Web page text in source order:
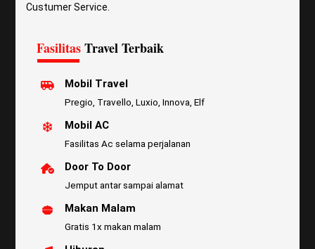
Custumer Service.
FasilitasTravel Terbaik
Mobil Travel
Pregio, Travello, Luxio, Innova, Elf
Mobil AC
Fasilitas Ac selama perjalanan
Door To Door
Jemput antar sampai alamat
Makan Malam
Gratis 1x makan malam